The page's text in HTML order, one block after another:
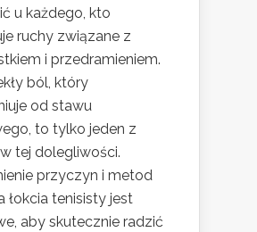
u każdego, kto
ruchy związane z
i przedramieniem.
ból, który
od stawu
to tylko jeden z
tej dolegliwości.
przyczyn i metod
łokcia tenisisty jest
aby skutecznie radzić